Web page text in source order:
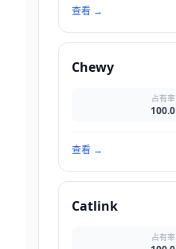
查看 →
Chewy
占有率
100.0
查看 →
Catlink
占有率